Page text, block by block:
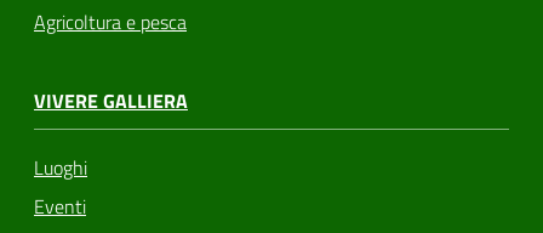
Agricoltura e pesca
VIVERE GALLIERA
Luoghi
Eventi